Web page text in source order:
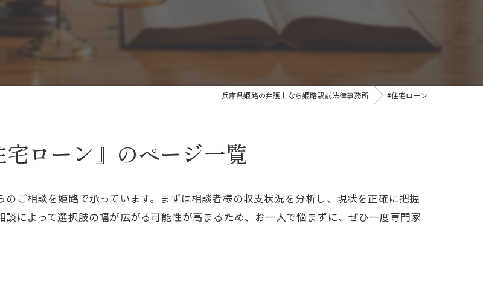
兵庫県姫路の弁護士なら姫路駅前法律事務所 #住宅ローン
ローン』のページ一覧
ご相談を姫路で承っています。まずは相談者様の収支状況を分析し、現状を正確に把握
によって選択肢の幅が広がる可能性が高まるため、お一人で悩まずに、ぜひ一度専門家